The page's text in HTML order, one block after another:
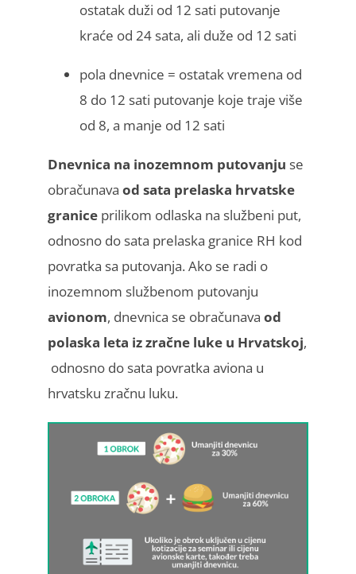
ostatak duži od 12 sati putovanje
kraće od 24 sata, ali duže od 12 sati
pola dnevnice = ostatak vremena od
8 do 12 sati putovanje koje traje više
od 8, a manje od 12 sati
Dnevnica na inozemnom putovanju se
obračunava od sata prelaska hrvatske
granice prilikom odlaska na službeni put,
odnosno do sata prelaska granice RH kod
povratka sa putovanja. Ako se radi o
inozemnom službenom putovanju
avionom, dnevnica se obračunava od
polaska leta iz zračne luke u Hrvatskoj,
odnosno do sata povratka aviona u
hrvatsku zračnu luku.